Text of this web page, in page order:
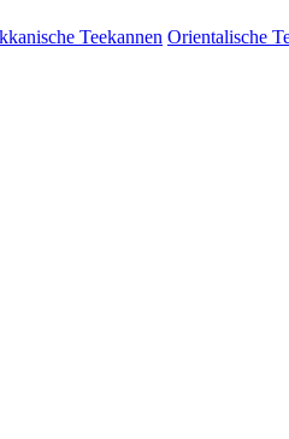
Teekannen Orientalische